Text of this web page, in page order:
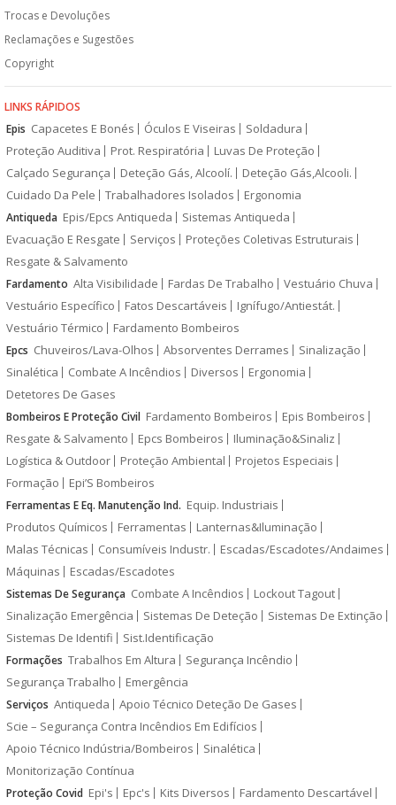
Trocas e Devoluções
Reclamações e Sugestões
Copyright
LINKS RÁPIDOS
Epis Capacetes E Bonés Óculos E Viseiras
Soldadura
Proteção Auditiva
Prot. Respiratória
Luvas De Proteção
Calçado Segurança
Deteção Gás, Alcoolí.
Deteção Gás,Alcooli.
Cuidado Da Pele
Trabalhadores Isolados Ergonomia
Antiqueda Epis/Epcs Antiqueda
Sistemas Antiqueda
Evacuação E Resgate
Serviços
Proteções Coletivas Estruturais
Resgate & Salvamento
Fardamento Alta Visibilidade Fardas De Trabalho
Vestuário Chuva
Vestuário Específico
Fatos Descartáveis
Ignífugo/Antiestát.
Vestuário Térmico
Fardamento Bombeiros
Epcs Chuveiros/Lava-Olhos Absorventes Derrames
Sinalização
Sinalética
Combate A Incêndios Diversos
Ergonomia
Detetores De Gases
Bombeiros E Proteção Civil Fardamento Bombeiros
Epis Bombeiros
Resgate & Salvamento
Epcs Bombeiros
Iluminação&Sinaliz
Logística & Outdoor
Proteção Ambiental
Projetos Especiais
Formação
Epi’S Bombeiros
Ferramentas E Eq. Manutenção Ind. Equip. Industriais
Produtos Químicos
Ferramentas
Lanternas&Iluminação
Malas Técnicas
Consumíveis Industr.
Escadas/Escadotes/Andaimes
Máquinas
Escadas/Escadotes
Sistemas De Segurança Combate A Incêndios
Lockout Tagout
Sinalização Emergência
Sistemas De Deteção
Sistemas De Extinção
Sistemas De Identifi
Sist.Identificação
Formações Trabalhos Em Altura
Segurança Incêndio
Segurança Trabalho
Emergência
Serviços Antiqueda
Apoio Técnico Deteção De Gases
Scie – Segurança Contra Incêndios Em Edifícios
Apoio Técnico Indústria/Bombeiros
Sinalética
Monitorização Contínua
Proteção Covid Epi's Epc's Kits Diversos
Fardamento Descartável